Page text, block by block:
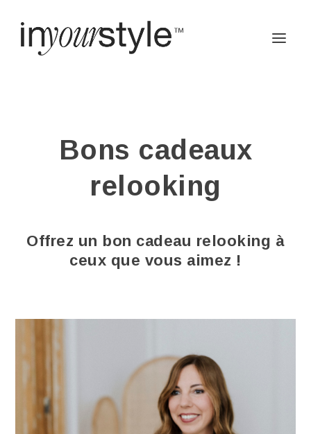
Bons cadeaux
relooking
Offrez un bon cadeau relooking à
ceux que vous aimez !